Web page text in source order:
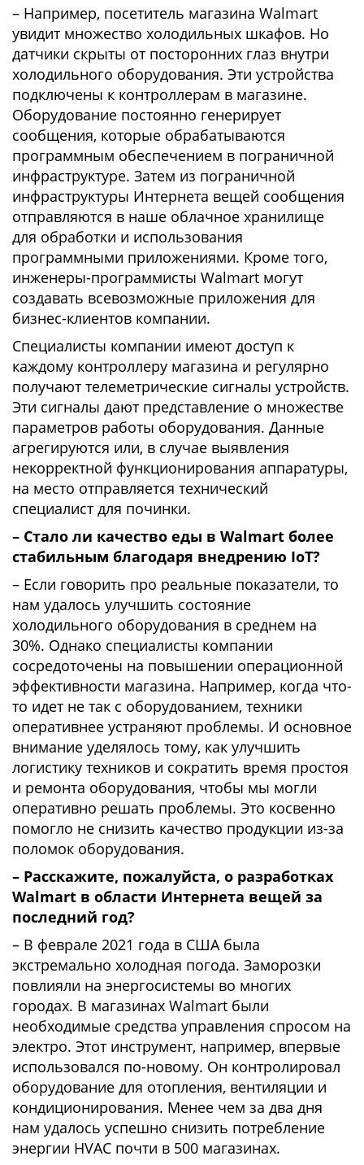
– Например, посетитель магазина Walmart
увидит множество холодильных шкафов. Но
датчики скрыты от посторонних глаз внутри
холодильного оборудования. Эти устройства
подключены к контроллерам в магазине.
Оборудование постоянно генерирует
сообщения, которые обрабатываются
программным обеспечением в пограничной
инфраструктуре. Затем из пограничной
инфраструктуры Интернета вещей сообщения
отправляются в наше облачное хранилище
для обработки и использования
программными приложениями. Кроме того,
инженеры-программисты Walmart могут
создавать всевозможные приложения для
бизнес-клиентов компании.
Специалисты компании имеют доступ к
каждому контроллеру магазина и регулярно
получают телеметрические сигналы устройств.
Эти сигналы дают представление о множестве
параметров работы оборудования. Данные
агрегируются или, в случае выявления
некорректной функционирования аппаратуры,
на место отправляется технический
специалист для починки.
– Стало ли качество еды в Walmart более
стабильным благодаря внедрению IoT?
– Если говорить про реальные показатели, то
нам удалось улучшить состояние
холодильного оборудования в среднем на
30%. Однако специалисты компании
сосредоточены на повышении операционной
эффективности магазина. Например, когда что-
то идет не так с оборудованием, техники
оперативнее устраняют проблемы. И основное
внимание уделялось тому, как улучшить
логистику техников и сократить время простоя
и ремонта оборудования, чтобы мы могли
оперативно решать проблемы. Это косвенно
помогло не снизить качество продукции из-за
поломок оборудования.
– Расскажите, пожалуйста, о разработках
Walmart в области Интернета вещей за
последний год?
– В феврале 2021 года в США была
экстремально холодная погода. Заморозки
повлияли на энергосистемы во многих
городах. В магазинах Walmart были
необходимые средства управления спросом на
электро. Этот инструмент, например, впервые
использовался по-новому. Он контролировал
оборудование для отопления, вентиляции и
кондиционирования. Менее чем за два дня
нам удалось успешно снизить потребление
энергии HVAC почти в 500 магазинах.